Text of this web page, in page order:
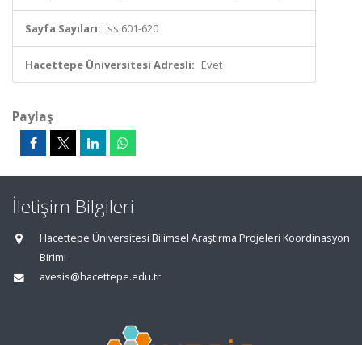
Sayfa Sayıları: ss.601-620
Hacettepe Üniversitesi Adresli: Evet
Paylaş
İletişim Bilgileri
Hacettepe Üniversitesi Bilimsel Araştırma Projeleri Koordinasyon
Birimi
avesis@hacettepe.edu.tr